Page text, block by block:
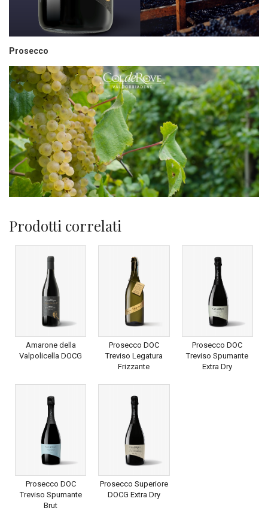
Prosecco
Prodotti correlati
Amarone della
Valpolicella DOCG
Prosecco DOC
Treviso Legatura
Frizzante
Prosecco DOC
Treviso Spumante
Extra Dry
Prosecco DOC
Treviso Spumante
Brut
Prosecco Superiore
DOCG Extra Dry